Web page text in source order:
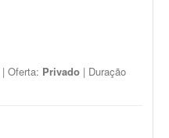
| Oferta: Privado | Duração